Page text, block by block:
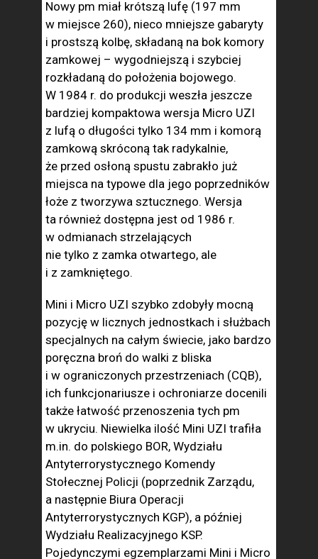
Nowy pm miał krótszą lufę (197 mm
w miejsce 260), nieco mniejsze gabaryty
i prostszą kolbę, składaną na bok komory
zamkowej – wygodniejszą i szybciej
rozkładaną do położenia bojowego.
W 1984 r. do produkcji weszła jeszcze
bardziej kompaktowa wersja Micro UZI
z lufą o długości tylko 134 mm i komorą
zamkową skróconą tak radykalnie,
że przed osłoną spustu zabrakło już
miejsca na typowe dla jego poprzedników
łoże z tworzywa sztucznego. Wersja
ta również dostępna jest od 1986 r.
w odmianach strzelających
nie tylko z zamka otwartego, ale
i z zamkniętego.
Mini i Micro UZI szybko zdobyły mocną
pozycję w licznych jednostkach i służbach
specjalnych na całym świecie, jako bardzo
poręczna broń do walki z bliska
i w ograniczonych przestrzeniach (CQB),
ich funkcjonariusze i ochroniarze docenili
także łatwość przenoszenia tych pm
w ukryciu. Niewielka ilość Mini UZI trafiła
m.in. do polskiego BOR, Wydziału
Antyterrorystycznego Komendy
Stołecznej Policji (poprzednik Zarządu,
a następnie Biura Operacji
Antyterrorystycznych KGP), a później
Wydziału Realizacyjnego KSP.
Pojedynczymi egzemplarzami Mini i Micro